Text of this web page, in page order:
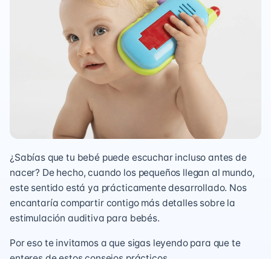
¿Sabías que tu bebé puede escuchar incluso antes de
nacer? De hecho, cuando los pequeños llegan al mundo,
este sentido está ya prácticamente desarrollado. Nos
encantaría compartir contigo más detalles sobre la
estimulación auditiva para bebés.
Por eso te invitamos a que sigas leyendo para que te